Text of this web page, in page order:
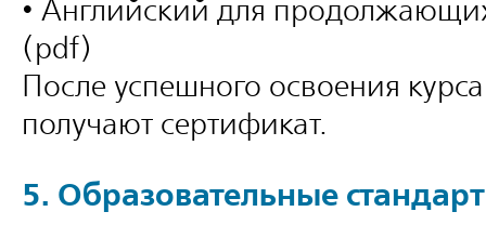
• Английский для
(pdf)
После успешного освоения
получают сертификат.
5. Образовательные